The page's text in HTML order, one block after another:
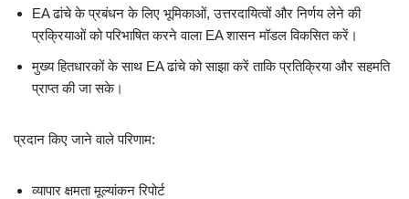
EA ढांचे के प्रबंधन के लिए भूमिकाओं, उत्तरदायित्वों और निर्णय लेने की
प्रक्रियाओं को परिभाषित करने वाला EA शासन मॉडल विकसित करें।
मुख्य हितधारकों के साथ EA ढांचे को साझा करें ताकि प्रतिक्रिया और सहमति
प्राप्त की जा सके।
प्रदान किए जाने वाले परिणाम:
व्यापार क्षमता मूल्यांकन रिपोर्ट